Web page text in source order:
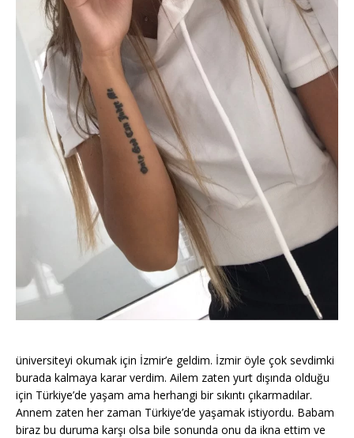
üniversiteyi okumak için İzmir’e geldim. İzmir öyle çok sevdimki
burada kalmaya karar verdim. Ailem zaten yurt dışında olduğu
için Türkiye’de yaşam ama herhangi bir sıkıntı çıkarmadılar.
Annem zaten her zaman Türkiye’de yaşamak istiyordu. Babam
biraz bu duruma karşı olsa bile sonunda onu da ikna ettim ve